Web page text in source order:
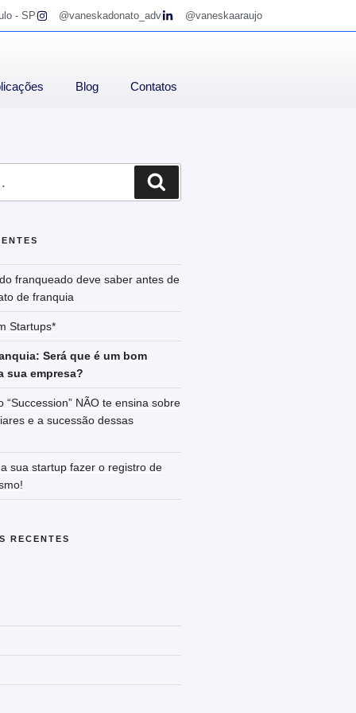
- SP @vaneskadonato_adv @vaneskaaraujo
Blog Contatos
franqueado deve saber antes de
de franquia
Startups*
Será que é um bom
sua empresa?
“Succession” NÃO te ensina sobre
e a sucessão dessas
sua startup fazer o registro de
RECENTES